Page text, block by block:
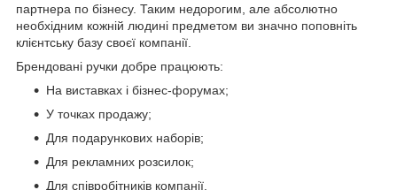
партнера по бізнесу. Таким недорогим, але абсолютно
необхідним кожній людині предметом ви значно поповніть
клієнтську базу своєї компанії.
Брендовані ручки добре працюють:
На виставках і бізнес-форумах;
У точках продажу;
Для подарункових наборів;
Для рекламних розсилок;
Для співробітників компанії.